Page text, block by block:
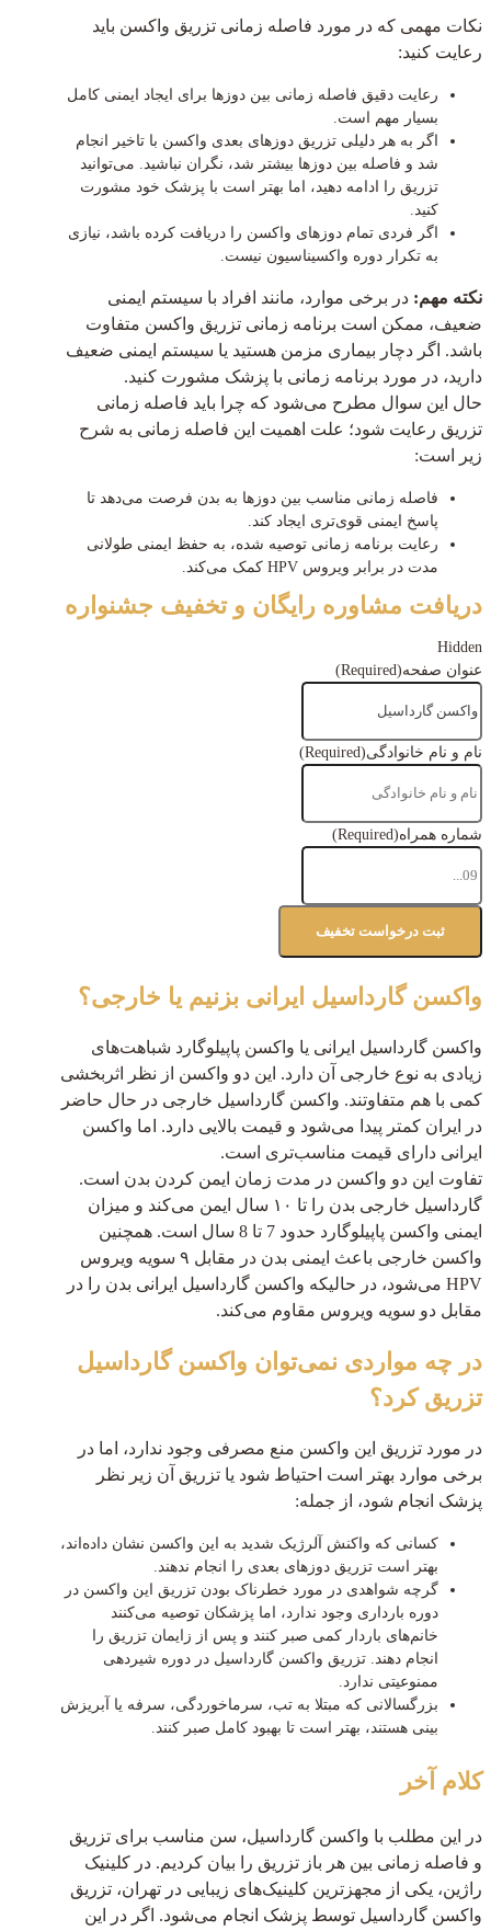
نکات مهمی که در مورد فاصله زمانی تزریق واکسن باید
رعایت کنید:
رعایت دقیق فاصله زمانی بین دوزها برای ایجاد ایمنی کامل
بسیار مهم است.
اگر به هر دلیلی تزریق دوزهای بعدی واکسن با تاخیر انجام
شد و فاصله بین دوزها بیشتر شد، نگران نباشید. می‌توانید
تزریق را ادامه دهید، اما بهتر است با پزشک خود مشورت
کنید.
اگر فردی تمام دوزهای واکسن را دریافت کرده باشد، نیازی
به تکرار دوره واکسیناسیون نیست.
نکته مهم: در برخی موارد، مانند افراد با سیستم ایمنی
ضعیف، ممکن است برنامه زمانی تزریق واکسن متفاوت
باشد. اگر دچار بیماری مزمن هستید یا سیستم ایمنی ضعیف
دارید، در مورد برنامه زمانی با پزشک مشورت کنید.
حال این سوال مطرح می‌شود که چرا باید فاصله زمانی
تزریق رعایت شود؛ علت اهمیت این فاصله زمانی به شرح
زیر است:
فاصله زمانی مناسب بین دوزها به بدن فرصت می‌دهد تا
پاسخ ایمنی قوی‌تری ایجاد کند.
رعایت برنامه زمانی توصیه شده، به حفظ ایمنی طولانی
مدت در برابر ویروس HPV کمک می‌کند.
دریافت مشاوره رایگان و تخفیف جشنواره
Hidden
عنوان صفحه(Required)
نام و نام خانوادگی(Required)
شماره همراه(Required)
واکسن گارداسیل ایرانی بزنیم یا خارجی؟
واکسن گارداسیل ایرانی یا واکسن پاپیلوگارد شباهت‌های
زیادی به نوع خارجی آن دارد. این دو واکسن از نظر اثربخشی
کمی با هم متفاوتند. واکسن گارداسیل خارجی در حال حاضر
در ایران کمتر پیدا می‌شود و قیمت بالایی دارد. اما واکسن
ایرانی دارای قیمت مناسب‌تری است.
تفاوت این دو واکسن در مدت زمان ایمن کردن بدن است.
گارداسیل خارجی بدن را تا ۱۰ سال ایمن می‌کند و میزان
ایمنی واکسن پاپیلوگارد حدود 7 تا 8 سال است. همچنین
واکسن خارجی باعث ایمنی بدن در مقابل ۹ سویه ویروس
HPV می‌شود، در حالیکه واکسن گارداسیل ایرانی بدن را در
مقابل دو سویه ویروس مقاوم می‌کند.
در چه مواردی نمی‎‌توان واکسن گارداسیل
تزریق کرد؟
در مورد تزریق این واکسن منع مصرفی وجود ندارد، اما در
برخی موارد بهتر است احتیاط شود یا تزریق آن زیر نظر
پزشک انجام شود، از جمله:
کسانی که واکنش آلرژیک شدید به این واکسن نشان داده‌اند،
بهتر است تزریق دوزهای بعدی را انجام ندهند.
گرچه شواهدی در مورد خطرناک بودن تزریق این واکسن در
دوره بارداری وجود ندارد، اما پزشکان توصیه می‌کنند
خانم‌های باردار کمی صبر کنند و پس از زایمان تزریق را
انجام دهند. تزریق واکسن گارداسیل در دوره شیردهی
ممنوعیتی ندارد.
بزرگسالانی که مبتلا به تب، سرماخوردگی، سرفه یا آبریزش
بینی هستند، بهتر است تا بهبود کامل صبر کنند.
کلام آخر
در این مطلب با واکسن گارداسیل، سن مناسب برای تزریق
و فاصله زمانی بین هر باز تزریق را بیان کردیم. در کلینیک
راژین، یکی از مجهزترین کلینیک‌های زیبایی در تهران، تزریق
واکسن گارداسیل توسط پزشک انجام می‌شود. اگر در این